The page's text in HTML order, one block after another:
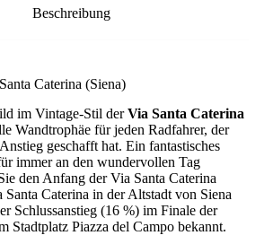
Beschreibung
Caterina (Siena)
im Vintage-Stil derVia Santa Caterina
Wandtrophäe für jeden Radfahrer, der
geschafft hat. Ein fantastisches
immer an den wundervollen Tag
den Anfang der Via Santa Caterina
Caterina in der Altstadt von Siena
Schlussanstieg (16 %) im Finale der
Stadtplatz Piazza del Campo bekannt.